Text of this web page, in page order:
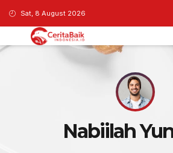
Sat, 8 August 2026
Nabiilah